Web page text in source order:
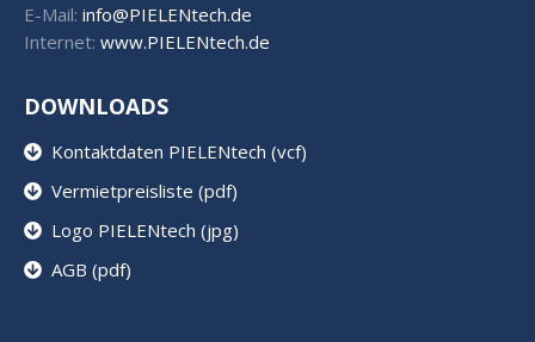
E-Mail: info@PIELENtech.de
Internet: www.PIELENtech.de
DOWNLOADS
Kontaktdaten PIELENtech (vcf)
Vermietpreisliste (pdf)
Logo PIELENtech (jpg)
AGB (pdf)